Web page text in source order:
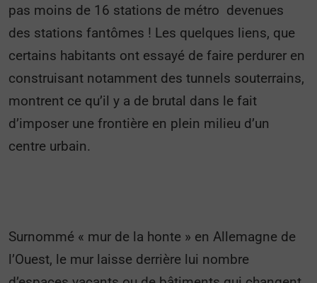
pas moins de 16 stations de métro devenues
des stations fantômes ! Les quelques liens, que
certains habitants ont essayé de faire perdurer en
construisant notamment des tunnels souterrains,
montrent ce qu’il y a de brutal dans le fait
d’imposer une frontière en plein milieu d’un
centre urbain.
Surnommé « mur de la honte » en Allemagne de
l’Ouest, le mur laisse derrière lui nombre